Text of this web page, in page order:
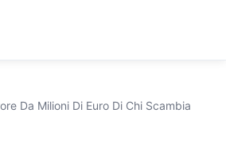
Da Milioni Di Euro Di Chi Scambia